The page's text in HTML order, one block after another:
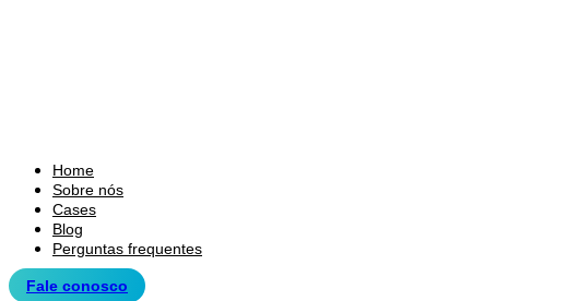
Home
Sobre nós
Cases
Blog
Perguntas frequentes
Fale conosco